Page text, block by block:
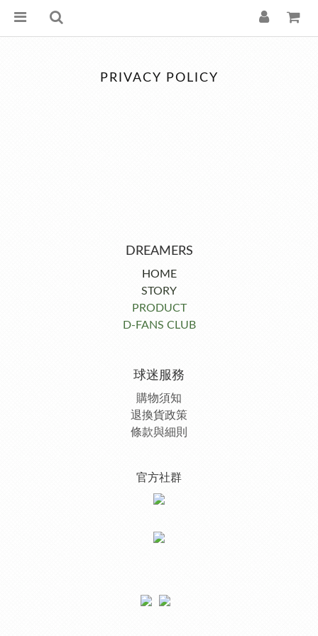
PRIVACY POLICY
DREAMERS
HOME
STORY
PRODUCT
D-FANS CLUB
球迷服務
購物須知
退換貨政策
條款與細則
官方社群